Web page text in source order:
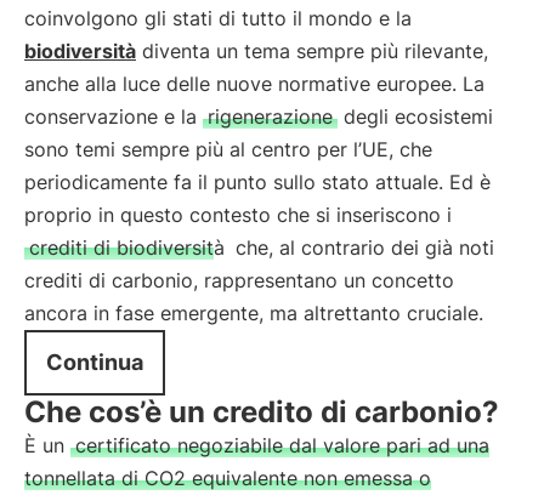
coinvolgono gli stati di tutto il mondo e la
biodiversità diventa un tema sempre più rilevante,
anche alla luce delle nuove normative europee. La
conservazione e la rigenerazione degli ecosistemi
sono temi sempre più al centro per l’UE, che
periodicamente fa il punto sullo stato attuale. Ed è
proprio in questo contesto che si inseriscono i
crediti di biodiversità che, al contrario dei già noti
crediti di carbonio, rappresentano un concetto
ancora in fase emergente, ma altrettanto cruciale.
Continua
Che cos’è un credito di carbonio?
È un certificato negoziabile dal valore pari ad una
tonnellata di CO2 equivalente non emessa o